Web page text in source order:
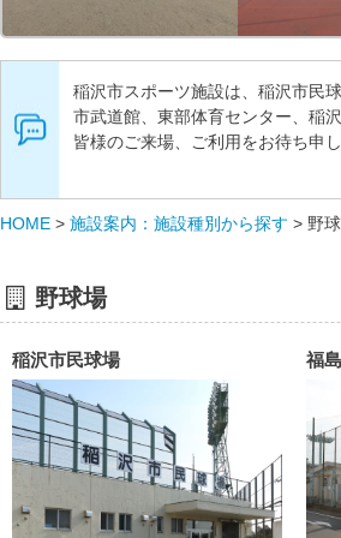
稲沢市スポーツ施設は、稲沢市民
市武道館、東部体育センター、稲
皆様のご来場、ご利用をお待ち申
HOME > 施設案内：施設種別から探す > 野
野球場
稲沢市民球場 福